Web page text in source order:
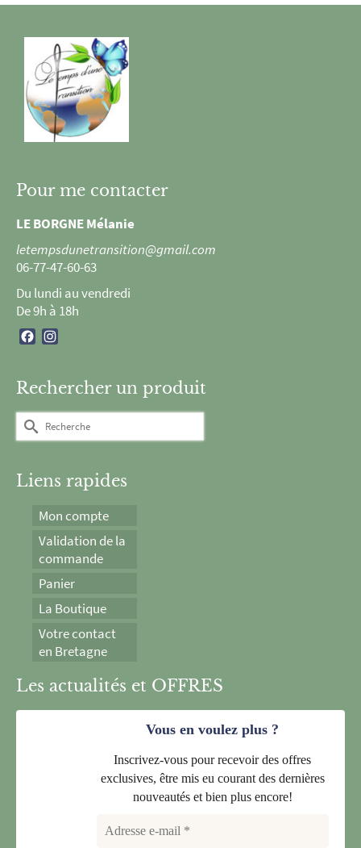
Pour me contacter
LE BORGNE Mélanie
letempsdunetransition@gmail.com
06-77-47-60-63
Du lundi au vendredi
De 9h à 18h
Facebook
Rechercher un produit
Rechercher :
Liens rapides
Mon compte
Validation de la
commande
Panier
La Boutique
Votre contact
en Bretagne
Les actualités et OFFRES
Vous en voulez plus ?
Inscrivez-vous pour recevoir des offres
exclusives, être mis eu courant des dernières
nouveautés et bien plus encore!